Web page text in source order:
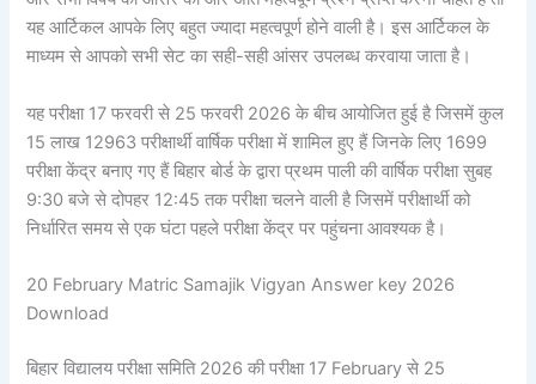
यह आर्टिकल आपके लिए बहुत ज्यादा महत्वपूर्ण होने वाली है। इस आर्टिकल के
माध्यम से आपको सभी सेट का सही-सही आंसर उपलब्ध करवाया जाता है।
यह परीक्षा 17 फरवरी से 25 फरवरी 2026 के बीच आयोजित हुई है जिसमें कुल
15 लाख 12963 परीक्षार्थी वार्षिक परीक्षा में शामिल हुए हैं जिनके लिए 1699
परीक्षा केंद्र बनाए गए हैं बिहार बोर्ड के द्वारा प्रथम पाली की वार्षिक परीक्षा सुबह
9:30 बजे से दोपहर 12:45 तक परीक्षा चलने वाली है जिसमें परीक्षार्थी को
निर्धारित समय से एक घंटा पहले परीक्षा केंद्र पर पहुंचना आवश्यक है।
20 February Matric Samajik Vigyan Answer key 2026
Download
बिहार विद्यालय परीक्षा समिति 2026 की परीक्षा 17 February से 25